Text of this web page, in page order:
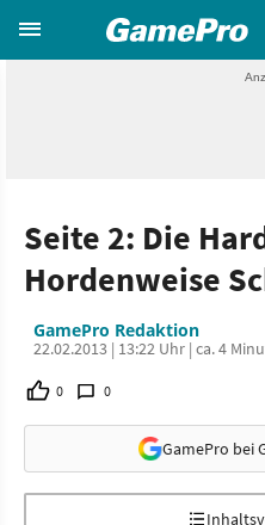
Seite 2: Die
Hordenweise
GamePro Redaktion
22.02.2013 | 13:22 Uhr | ca. 4
0 0
GamePro bei